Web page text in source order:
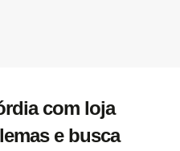
com loja
e busca